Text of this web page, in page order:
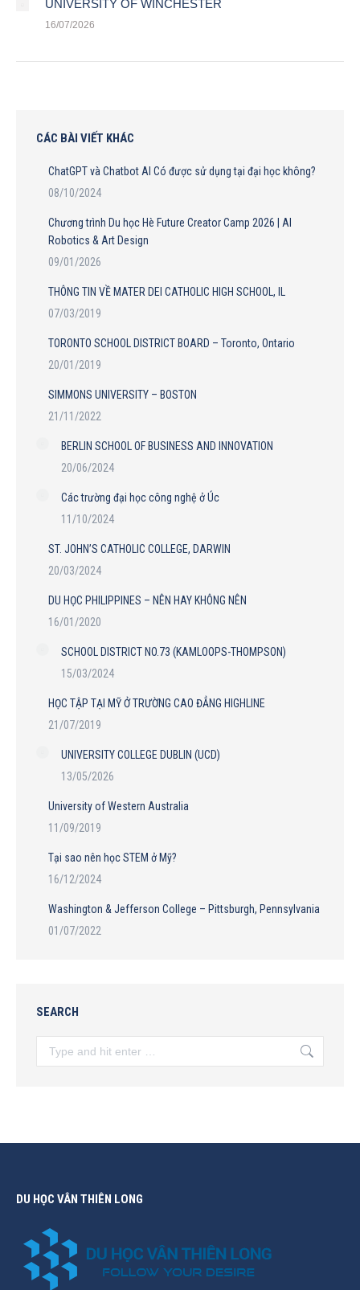
UNIVERSITY OF WINCHESTER
16/07/2026
CÁC BÀI VIẾT KHÁC
ChatGPT và Chatbot AI Có được sử dụng tại đại học không?
08/10/2024
Chương trình Du học Hè Future Creator Camp 2026 | AI
Robotics & Art Design
09/01/2026
THÔNG TIN VỀ MATER DEI CATHOLIC HIGH SCHOOL, IL
07/03/2019
TORONTO SCHOOL DISTRICT BOARD – Toronto, Ontario
20/01/2019
SIMMONS UNIVERSITY – BOSTON
21/11/2022
BERLIN SCHOOL OF BUSINESS AND INNOVATION
20/06/2024
Các trường đại học công nghệ ở Úc
11/10/2024
ST. JOHN’S CATHOLIC COLLEGE, DARWIN
20/03/2024
DU HỌC PHILIPPINES – NÊN HAY KHÔNG NÊN
16/01/2020
SCHOOL DISTRICT NO.73 (KAMLOOPS-THOMPSON)
15/03/2024
HỌC TẬP TẠI MỸ Ở TRƯỜNG CAO ĐẲNG HIGHLINE
21/07/2019
UNIVERSITY COLLEGE DUBLIN (UCD)
13/05/2026
University of Western Australia
11/09/2019
Tại sao nên học STEM ở Mỹ?
16/12/2024
Washington & Jefferson College – Pittsburgh, Pennsylvania
01/07/2022
SEARCH
DU HỌC VÂN THIÊN LONG